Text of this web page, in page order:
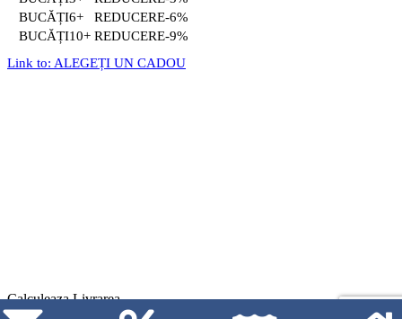
6+
-6%
10+
-9%
Link to: ALEGEȚI UN CADOU
Calculeaza Livrarea